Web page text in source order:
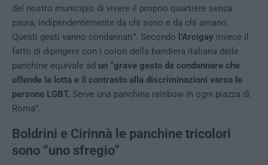
del nostro municipio di vivere il proprio quartiere senza
paura, indipendentemente da chi sono e da chi amano.
Questi gesti vanno condannati”. Secondo l’Arcigay invece il
fatto di dipingere con i colori della bandiera italiana delle
panchine equivale ad un “grave gesto da condannare che
offende la lotta e il contrasto alla discriminazioni verso le
persone LGBT. Serve una panchina rainbow in ogni piazza di
Roma”.
Boldrini e Cirinnà le panchine tricolori
sono “uno sfregio”